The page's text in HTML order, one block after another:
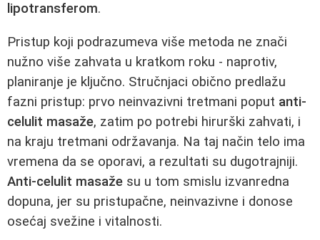
lipotransferom.
Pristup koji podrazumeva više metoda ne znači
nužno više zahvata u kratkom roku - naprotiv,
planiranje je ključno. Stručnjaci obično predlažu
fazni pristup: prvo neinvazivni tretmani poput anti-
celulit masaže, zatim po potrebi hirurški zahvati, i
na kraju tretmani održavanja. Na taj način telo ima
vremena da se oporavi, a rezultati su dugotrajniji.
Anti-celulit masaže su u tom smislu izvanredna
dopuna, jer su pristupačne, neinvazivne i donose
osećaj svežine i vitalnosti.